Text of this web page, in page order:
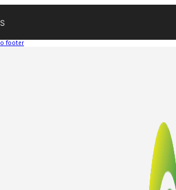
o footer